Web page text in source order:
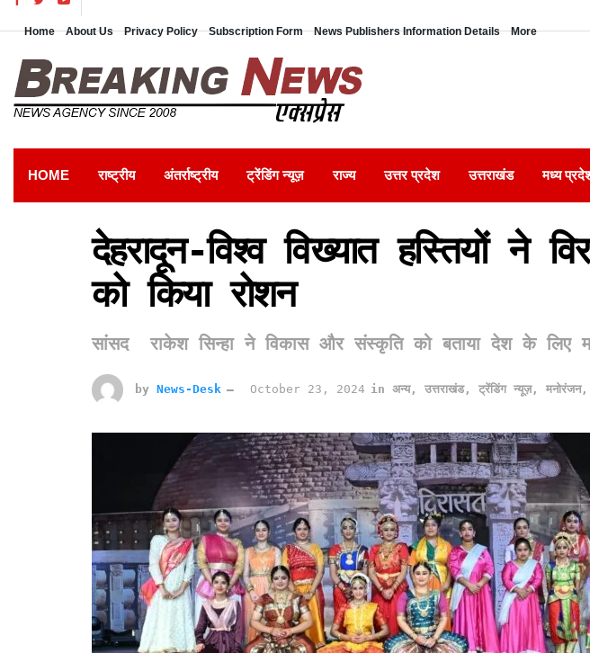
Home About Us Privacy Policy Subscription Form News Publishers Information Details More
HOME राष्ट्रीय अंतर्राष्ट्रीय ट्रेंडिंग न्यूज़ राज्य उत्तर प्रदेश उत्तराखंड मध्य
देहरादून-विश्व विख्यात हस्तियों ने
को किया रोशन
सांसद राकेश सिन्हा ने विकास और संस्कृति को बताया देश के लिए
by News-Desk October 23, 2024 in अन्य, उत्तराखंड, ट्रेंडिंग न्यूज़, मनोरंजन,